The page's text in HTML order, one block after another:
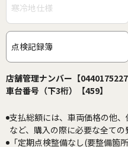
寒冷地仕様
点検記録簿
店舗管理ナンバー【
車台番号（下3桁）【459】
支払総額には、車両価格の他
など、購入の際に必要な全ての
「定期点検整備なし(要整備箇